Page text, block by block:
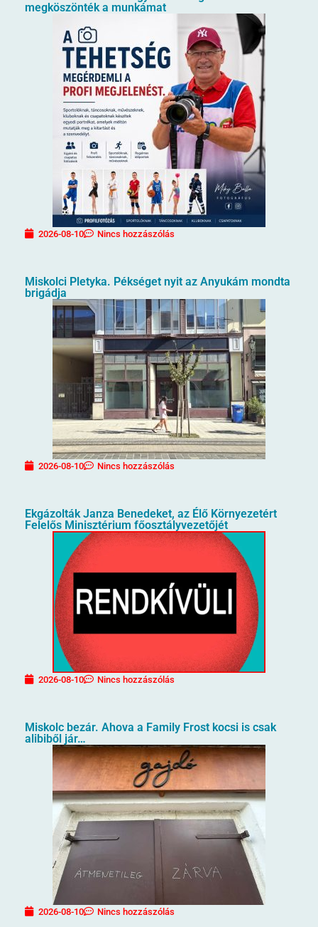
megköszönték a munkámat
2026-08-10 Nincs hozzászólás
Miskolci Pletyka. Pékséget nyit az Anyukám mondta
brigádja
2026-08-10 Nincs hozzászólás
Ekgázolták Janza Benedeket, az Élő Környezetért
Felelős Minisztérium főosztályvezetőjét
2026-08-10 Nincs hozzászólás
Miskolc bezár. Ahova a Family Frost kocsi is csak
alibiből jár…
2026-08-10 Nincs hozzászólás